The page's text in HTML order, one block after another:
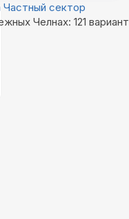
Частный сектор
Челнах: 121 вариант